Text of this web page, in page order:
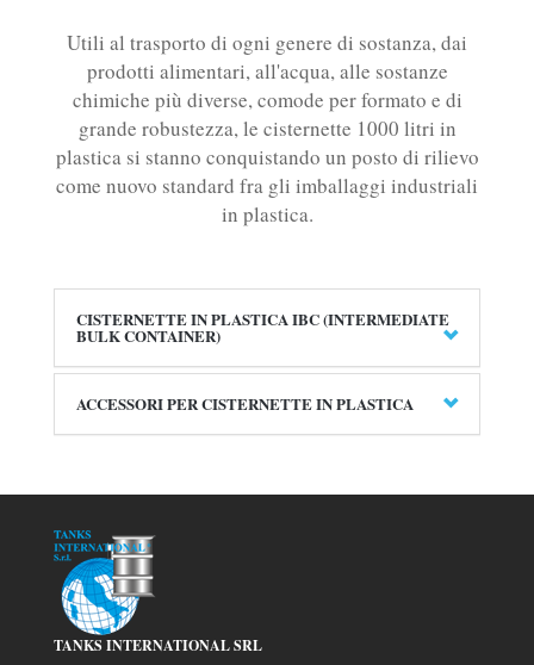
Utili al trasporto di ogni genere di sostanza, dai
prodotti alimentari, all'acqua, alle sostanze
chimiche più diverse, comode per formato e di
grande robustezza, le cisternette 1000 litri in
plastica si stanno conquistando un posto di rilievo
come nuovo standard fra gli imballaggi industriali
in plastica.
CISTERNETTE IN PLASTICA IBC (INTERMEDIATE
BULK CONTAINER)
ACCESSORI PER CISTERNETTE IN PLASTICA
TANKS INTERNATIONAL SRL